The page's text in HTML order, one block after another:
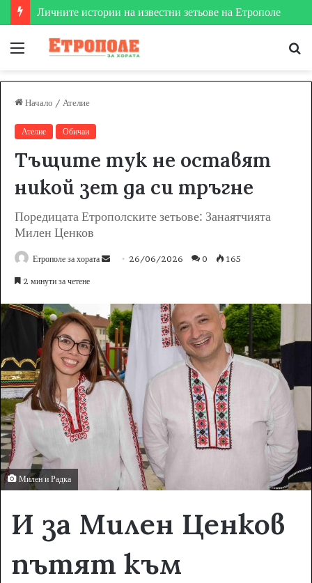
Личните истории на известни зетьове на Етрополе
Меню
Начало / Ателие
Ателие Обичаи
Тъщите тук не оставят
никой зет да си тръгне
Поредицата Етрополските зетьове: Занаятчията
Милен Ценков
Етрополе за хората
d
a
n
m
26/06/2026 0 165
2 минути за четене
Милен и Радка
И за Милен Ценков
пътят към